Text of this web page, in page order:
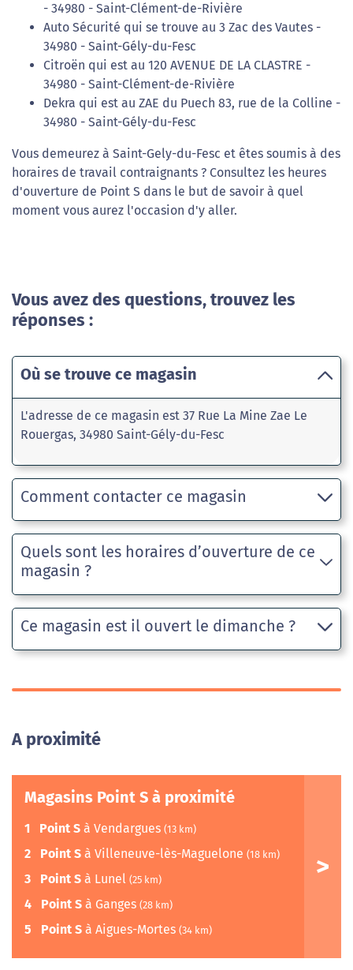
- 34980 - Saint-Clément-de-Rivière
Auto Sécurité qui se trouve au 3 Zac des Vautes -
34980 - Saint-Gély-du-Fesc
Citroën qui est au 120 AVENUE DE LA CLASTRE -
34980 - Saint-Clément-de-Rivière
Dekra qui est au ZAE du Puech 83, rue de la Colline -
34980 - Saint-Gély-du-Fesc
Vous demeurez à Saint-Gely-du-Fesc et êtes soumis à des
horaires de travail contraignants ? Consultez les heures
d'ouverture de Point S dans le but de savoir à quel
moment vous aurez l'occasion d'y aller.
Vous avez des questions, trouvez les
réponses :
Où se trouve ce magasin
L'adresse de ce magasin est 37 Rue La Mine Zae Le
Rouergas, 34980 Saint-Gély-du-Fesc
Comment contacter ce magasin
Quels sont les horaires d’ouverture de ce
magasin ?
Ce magasin est il ouvert le dimanche ?
A proximité
Magasins Point S à proximité
1 Point S à Vendargues (13 km)
2 Point S à Villeneuve-lès-Maguelone (18 km)
3 Point S à Lunel (25 km)
4 Point S à Ganges (28 km)
5 Point S à Aigues-Mortes (34 km)